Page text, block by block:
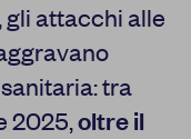
attacchi alle
tra
2025,oltre il